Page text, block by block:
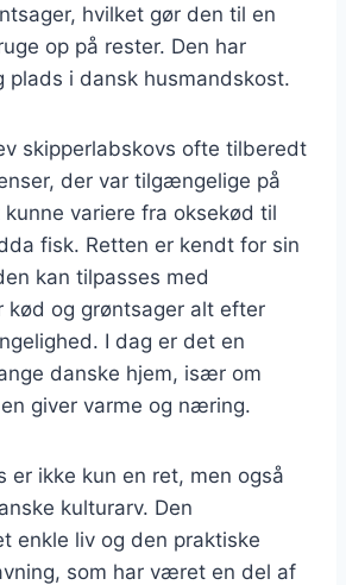
hvilket gør den til en
op på rester. Den har
i dansk husmandskost.
skipperlabskovs ofte tilberedt
der var tilgængelige på
variere fra oksekød til
fisk. Retten er kendt for sin
kan tilpasses med
kød og grøntsager alt efter
I dag er det en
danske hjem, især om
giver varme og næring.
er ikke kun en ret, men også
kulturarv. Den
enkle liv og den praktiske
som har været en del af